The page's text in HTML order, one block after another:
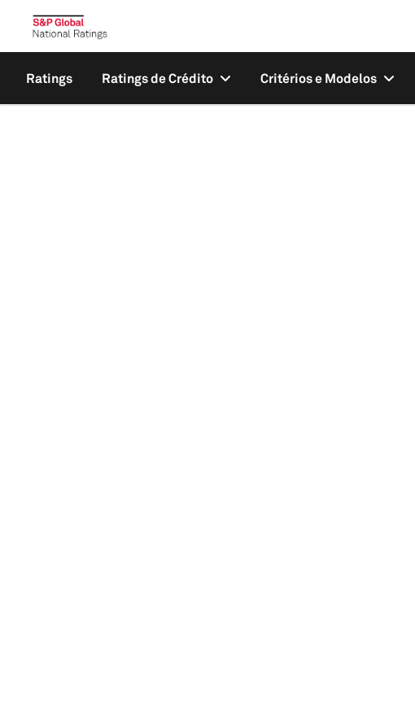
Ratings Ratings de Crédito Critérios e Modelos